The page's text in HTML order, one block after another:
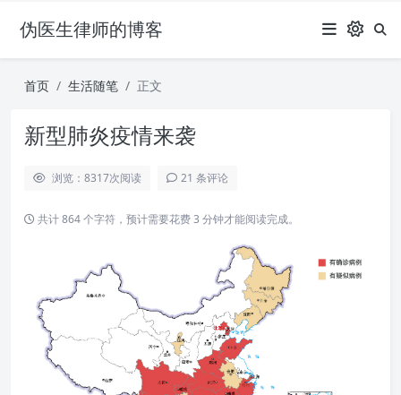
伪医生律师的博客
首页 生活随笔 正文
新型肺炎疫情来袭
浏览：8317次阅读 21 条评论
共计 864 个字符，预计需要花费 3 分钟才能阅读完成。